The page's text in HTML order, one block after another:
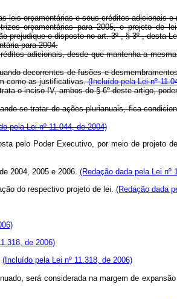
leis orçamentárias e seus créditos adicionais e
orçamentárias para 2005, o projeto de
prejudique o disposto no art. 3º , § 3º , desta
para 2004.
adicionais, desde que mantenha a
decorrentes de fusões e
como as justificativas.(Incluído pela Lei nº
o inciso IV, ambos do § 6º deste artigo,
se tratar de ações plurianuais, fica
pela Lei nº 11.044, de 2004)
pelo Poder Executivo, por meio de projeto
2004, 2005 e 2006. (Redação dada pela Lei nº
do respectivo projeto de lei. (Redação dada
de 2006)
(Incluído pela Lei nº 11.318, de 2006)
será considerada na margem de